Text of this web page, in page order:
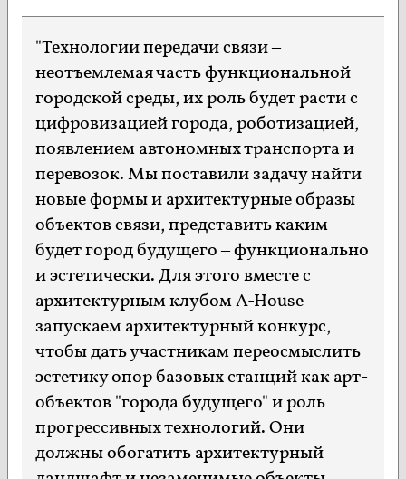
"Технологии передачи связи –
неотъемлемая часть функциональной
городской среды, их роль будет расти с
цифровизацией города, роботизацией,
появлением автономных транспорта и
перевозок. Мы поставили задачу найти
новые формы и архитектурные образы
объектов связи, представить каким
будет город будущего – функционально
и эстетически. Для этого вместе с
архитектурным клубом A-House
запускаем архитектурный конкурс,
чтобы дать участникам переосмыслить
эстетику опор базовых станций как арт-
объектов "города будущего" и роль
прогрессивных технологий. Они
должны обогатить архитектурный